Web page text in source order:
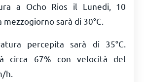
a Ocho Rios il Lunedi, 10
mezzogiorno sarà di 30°C
percepita sarà di 35°C
circa 67% con velocità del
h